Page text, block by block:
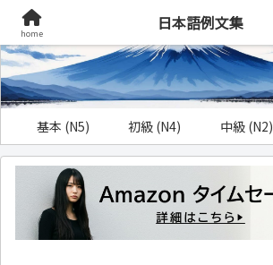
基本 (N5) 初級 (N4) 中級 (N2)
home
日本語例文集